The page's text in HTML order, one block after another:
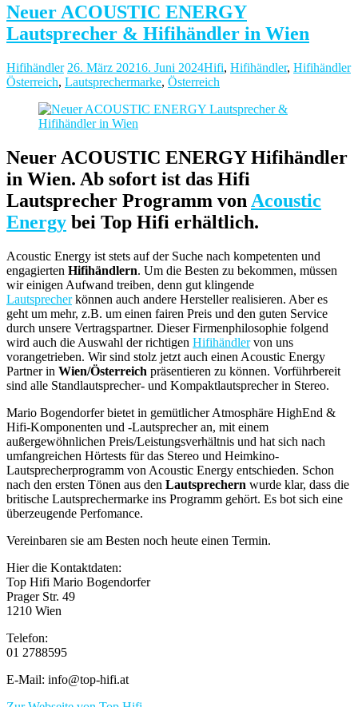
Neuer ACOUSTIC ENERGY
Lautsprecher & Hifihändler in Wien
Hifihändler 26. März 20216. Juni 2024Hifi, Hifihändler, Hifihändler
Österreich, Lautsprechermarke, Österreich
Neuer ACOUSTIC ENERGY Hifihändler
in Wien. Ab sofort ist das Hifi
Lautsprecher Programm von Acoustic
Energy bei Top Hifi erhältlich.
Acoustic Energy ist stets auf der Suche nach kompetenten und
engagierten Hifihändlern. Um die Besten zu bekommen, müssen
wir einigen Aufwand treiben, denn gut klingende
Lautsprecherkönnen auch andere Hersteller realisieren. Aber es
geht um mehr, z.B. um einen fairen Preis und den guten Service
durch unsere Vertragspartner. Dieser Firmenphilosophie folgend
wird auch die Auswahl der richtigen Hifihändlervon uns
vorangetrieben. Wir sind stolz jetzt auch einen Acoustic Energy
Partner in Wien/Österreich präsentieren zu können. Vorführbereit
sind alle Standlautsprecher- und Kompaktlautsprecher in Stereo.
Mario Bogendorfer bietet in gemütlicher Atmosphäre HighEnd &
Hifi-Komponenten und -Lautsprecher an, mit einem
außergewöhnlichen Preis/Leistungsverhältnis und hat sich nach
umfangreichen Hörtests für das Stereo und Heimkino-
Lautsprecherprogramm von Acoustic Energy entschieden. Schon
nach den ersten Tönen aus den Lautsprechern wurde klar, dass die
britische Lautsprechermarke ins Programm gehört. Es bot sich eine
überzeugende Perfomance.
Vereinbaren sie am Besten noch heute einen Termin.
Hier die Kontaktdaten:
Top Hifi Mario Bogendorfer
Prager Str. 49
1210 Wien
Telefon:
01 2788595
E-Mail: info@top-hifi.at